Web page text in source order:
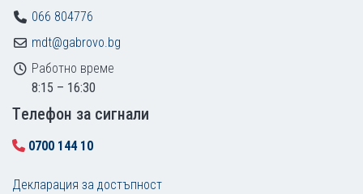
066 804776
mdt@gabrovo.bg
Работно време
8:15 – 16:30
Tелефон за сигнали
0700 144 10
Декларация за достъпност